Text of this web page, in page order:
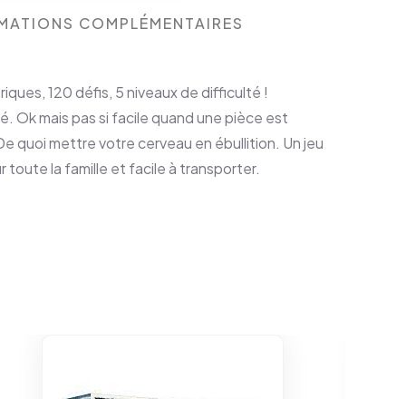
COMPLÉMENTAIRES
120 défis, 5 niveaux de difficulté !
Ok mais pas si facile quand une pièce est
quoi mettre votre cerveau en ébullition. Un jeu
toute la famille et facile à transporter.